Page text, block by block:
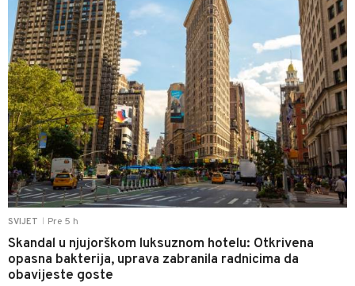
SVIJET Pre 5 h
Skandal u njujorškom luksuznom hotelu: Otkrivena
opasna bakterija, uprava zabranila radnicima da
obavijeste goste